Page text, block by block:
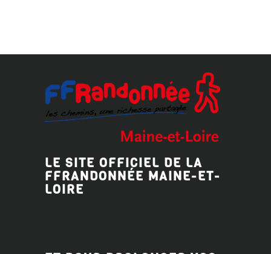
LE SITE OFFICIEL DE LA
FFRANDONNÉE MAINE-ET-
LOIRE